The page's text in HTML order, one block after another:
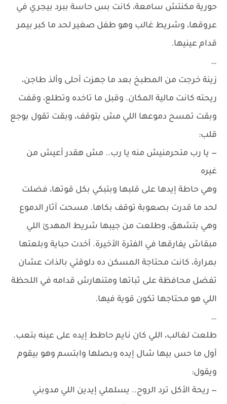
حورية مكنتش سامعة، كانت بس حاسة ببرد بيجري في
عروقها، وشريط غالب وهو طفل صغير لحد ما كبر بيمر
قدام عينيها.
…
زينة خرجت من المطبخ بعد ما جهزت أحلى وألذ طاجن،
ريحته كانت مالية المكان. وقبل ما تاخده وتطلع، وقفت
وبقت تمسح دموعها اللي مش بتوقف، وبقت تقول بوجع
قلب:
— يا رب متحرمنيش منه يا رب.. مش هقدر أعيش من
غيره
وهي حاطة إيدها على قلبها وبتبكي بكل قوتها، فضلت
لحد ما قدرت بصعوبة توقف بكاها. مسحت آثار الدموع
وهي بتشهق، وطلعت من جيبها شريط المهدئ اللي
مبقاش يفارقها في الفترة الأخيرة. أخدت حباية وبلعتها
بمرارة، كانت محتاجة المسكن ده دلوقتي بالذات عشان
تفضل محافظة على ثباتها ومتنهارش قدامه في اللحظة
اللي هو محتاجها تكون قوية فيها.
…
طلعت لغالب، اللي كان نايم حاطط إيده على عينه بتعب.
أول ما حس بيها شال إيده وبصلها وابتسم وهو بيقوم
ويقول:
— ريحة الأكل ترد الروح.. يسلملي إيدين اللي مدوبني